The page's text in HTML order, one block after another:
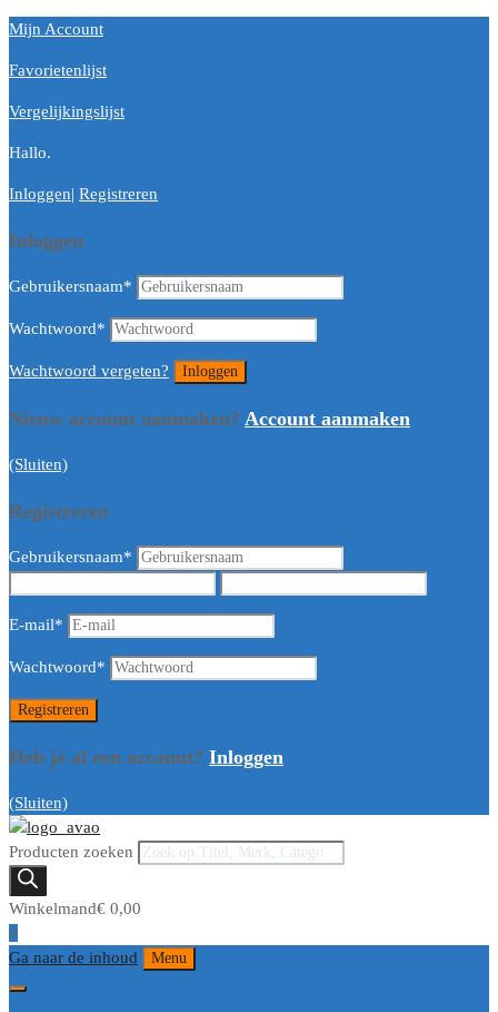
Mijn Account
Favorietenlijst
Vergelijkingslijst
Hallo.
Inloggen| Registreren
Inloggen
Gebruikersnaam*
Wachtwoord*
Wachtwoord vergeten?
Nieuw account aanmaken? Account aanmaken
(Sluiten)
Registreren
Gebruikersnaam*
E-mail*
Wachtwoord*
Heb je al een account? Inloggen
(Sluiten)
Producten zoeken
Winkelmand€ 0,00
0
Ga naar de inhoud
Menu